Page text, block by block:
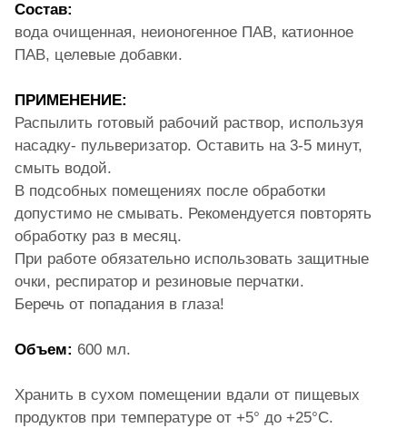
Состав:
вода очищенная, неионогенное ПАВ, катионное
ПАВ, целевые добавки.
ПРИМЕНЕНИЕ:
Распылить готовый рабочий раствор, используя
насадку- пульверизатор. Оставить на 3-5 минут,
смыть водой.
В подсобных помещениях после обработки
допустимо не смывать. Рекомендуется повторять
обработку раз в месяц.
При работе обязательно использовать защитные
очки, респиратор и резиновые перчатки.
Беречь от попадания в глаза!
Объем: 600 мл.
Хранить в сухом помещении вдали от пищевых
продуктов при температуре от +5° до +25°С.